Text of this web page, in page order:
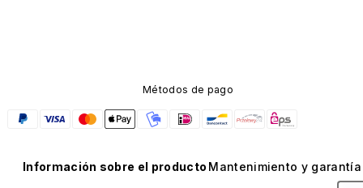
Métodos de pago
Información sobre el producto Mantenimiento y garantía